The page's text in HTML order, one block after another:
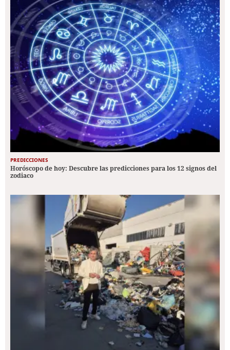
PREDICCIONES
Horóscopo de hoy: Descubre las predicciones para los 12 signos del
zodiaco